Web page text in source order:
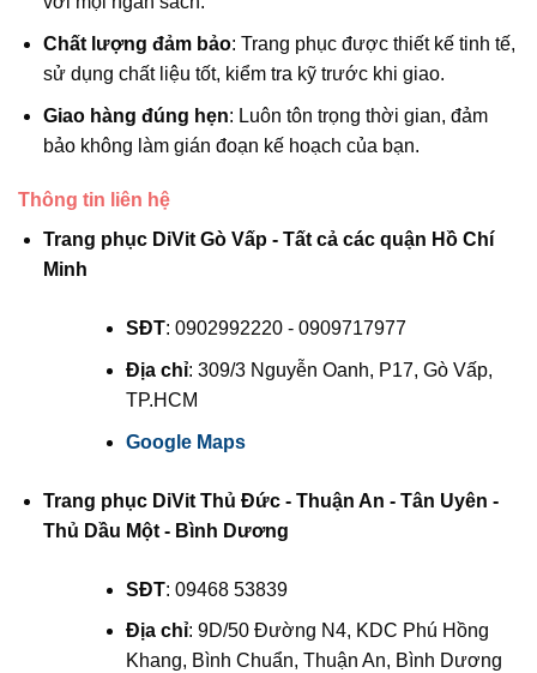
Chất lượng đảm bảo: Trang phục được thiết kế tinh tế,
sử dụng chất liệu tốt, kiểm tra kỹ trước khi giao.
Giao hàng đúng hẹn: Luôn tôn trọng thời gian, đảm
bảo không làm gián đoạn kế hoạch của bạn.
Thông tin liên hệ
Trang phục DiVit Gò Vấp - Tất cả các quận Hồ Chí
Minh
SĐT: 0902992220 - 0909717977
Địa chỉ: 309/3 Nguyễn Oanh, P17, Gò Vấp,
TP.HCM
Google Maps
Trang phục DiVit Thủ Đức - Thuận An - Tân Uyên -
Thủ Dầu Một - Bình Dương
SĐT: 09468 53839
Địa chỉ: 9D/50 Đường N4, KDC Phú Hồng
Khang, Bình Chuẩn, Thuận An, Bình Dương